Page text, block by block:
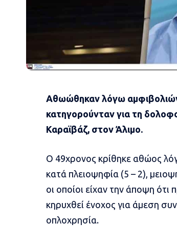
Αθωώθηκαν λόγω
κατηγορούνταν για τη
Καραϊβάζ, στον Άλιμο.
Ο 49χρονος κρίθηκε αθώος
κατά πλειοψηφία (5 – 2),
οι οποίοι είχαν την άποψη ότι
κηρυχθεί ένοχος για άμεση
οπλοχρησία.